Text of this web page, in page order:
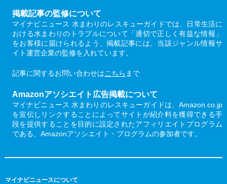
掲載記事の監修について
マイナビニュース 水まわりのレスキューガイドでは、日常生活に
おける水まわりのトラブルについて「適切で正しく有益な情報」
をお客様に届けられるよう、掲載記事には、当該ジャンル情報サ
イト運営企業の監修を入れています。
記事に関するお問い合わせはこちら まで
Amazonアソシエイト広告掲載について
マイナビニュース 水まわりのレスキューガイドは、Amazon.co.jp
を宣伝しリンクすることによってサイトが紹介料を獲得できる手
段を提供することを目的に設定されたアフィリエイトプログラム
である、Amazonアソシエイト・プログラムの参加者です。
マイナビニュースについて